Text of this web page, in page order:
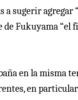
a sugerir agregar
de Fukuyama “el
en la misma
en